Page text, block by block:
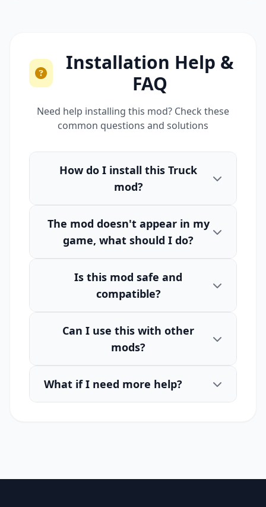
Installation Help &
FAQ
Need help installing this mod? Check these
common questions and solutions
How do I install this Truck
mod?
The mod doesn't appear in my
game, what should I do?
Is this mod safe and
compatible?
Can I use this with other
mods?
What if I need more help?